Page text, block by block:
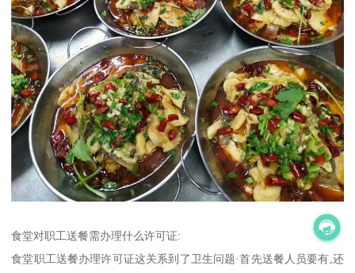
食堂对职工送餐需办理什么许可证:
食堂职工送餐办理许可证这关系到了卫生问题·首先送餐人员要有,还